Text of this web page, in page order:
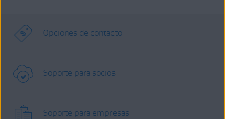
Opciones de contacto
Soporte para socios
Soporte para empresas